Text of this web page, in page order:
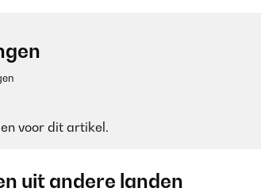
voor dit artikel.
uit andere landen